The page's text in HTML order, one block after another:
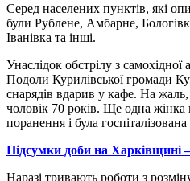
Серед населених пунктів, які
були Рублене, Амбарне,
Іванівка та інші.
Унаслідок обстрілу з самохідної
Подоли Курилівської громади
снарядів вдарив у кафе. На
чоловік 70 років. Ще одна жінка
поранення і була
Підсумки доби на Харківщині
Наразі тривають роботи з